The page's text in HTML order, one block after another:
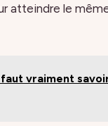
atteindre le
faut vraiment